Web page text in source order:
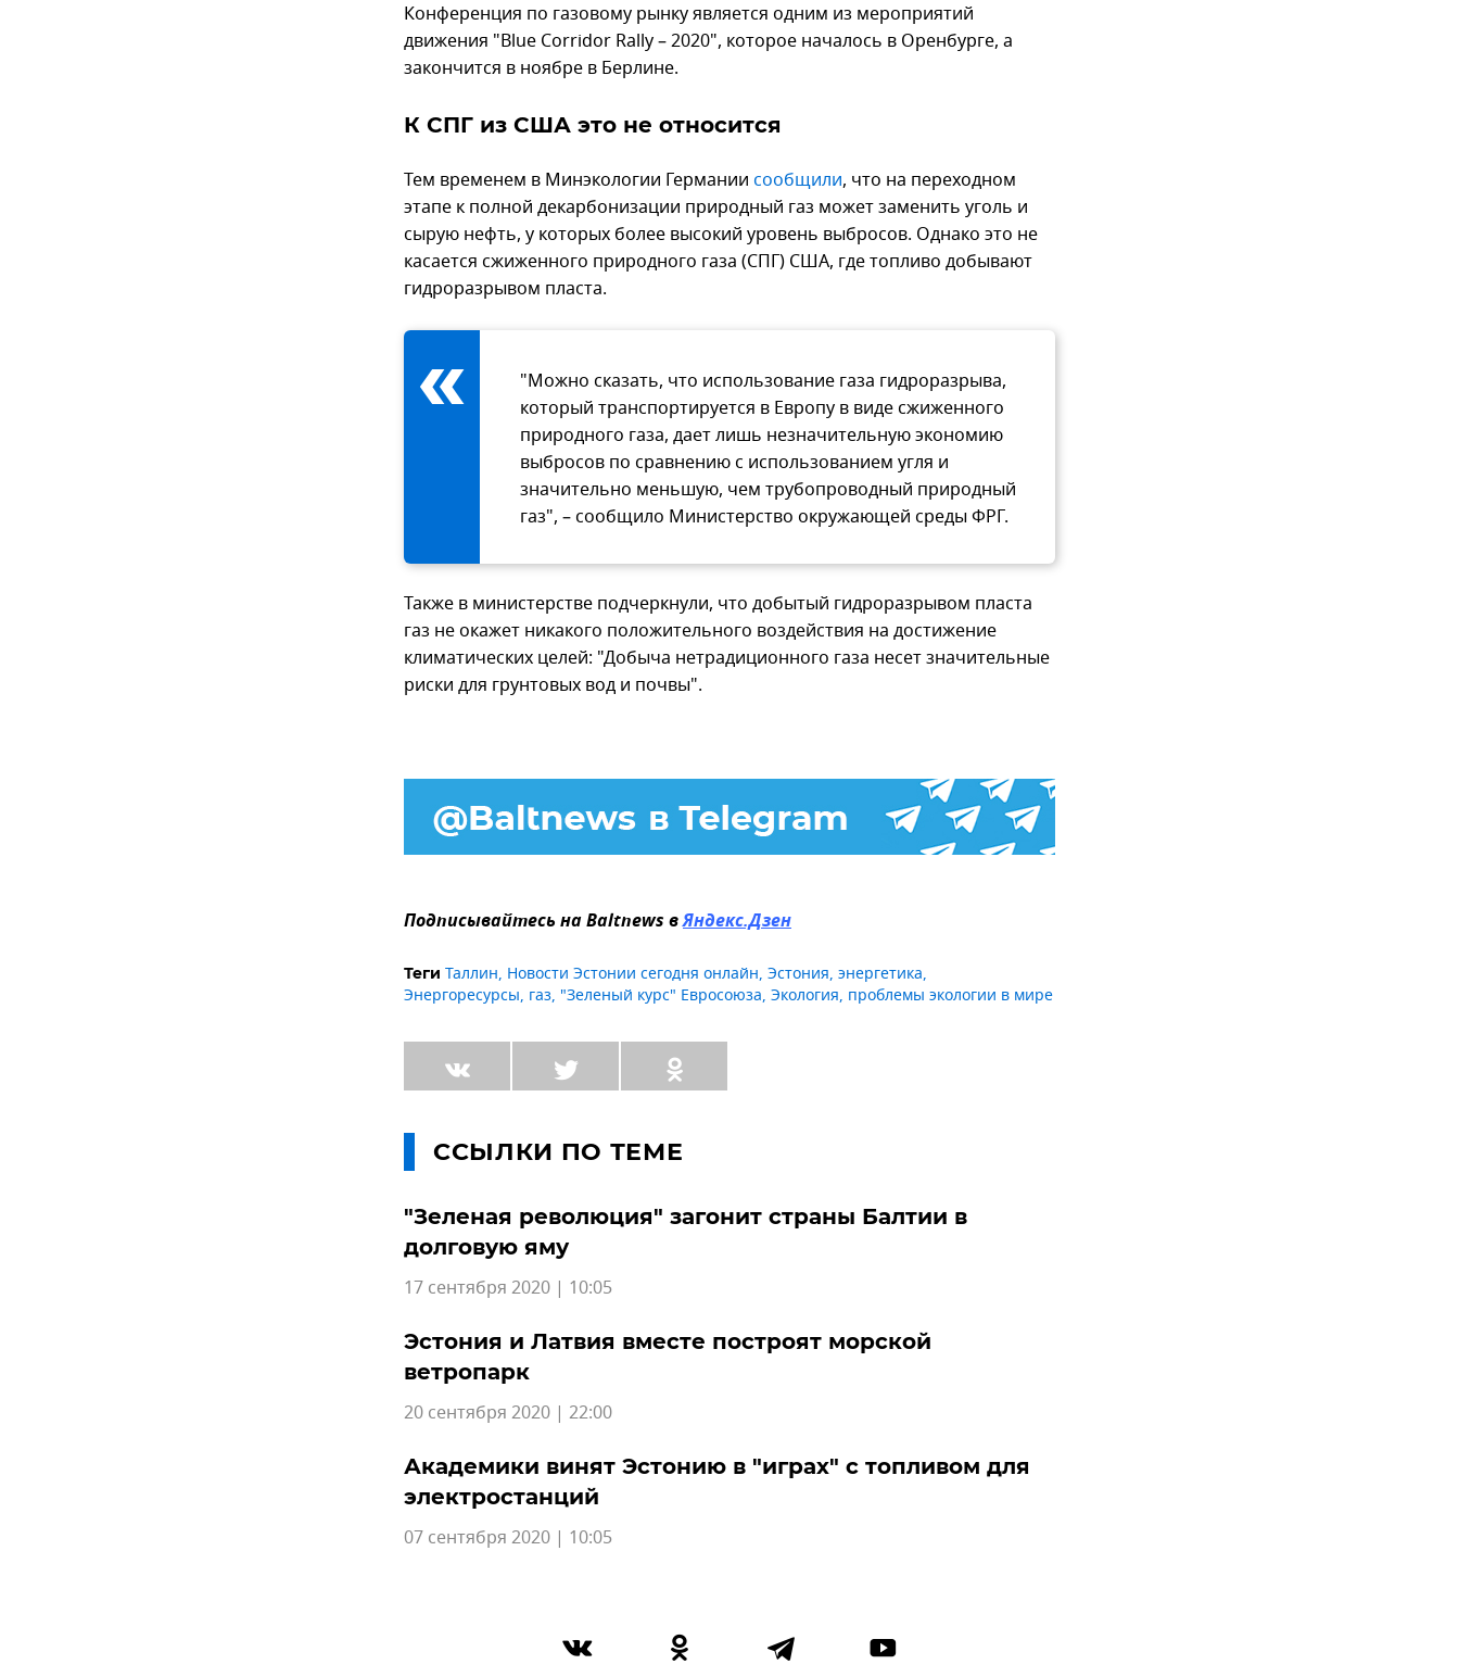
Конференция по газовому рынку является одним из мероприятий
движения "Blue Corridor Rally – 2020", которое началось в Оренбурге, а
закончится в ноябре в Берлине.
К СПГ из США это не относится
Тем временем в Минэкологии Германии сообщили, что на переходном
этапе к полной декарбонизации природный газ может заменить уголь и
сырую нефть, у которых более высокий уровень выбросов. Однако это не
касается сжиженного природного газа (СПГ) США, где топливо добывают
гидроразрывом пласта.
"Можно сказать, что использование газа гидроразрыва,
который транспортируется в Европу в виде сжиженного
природного газа, дает лишь незначительную экономию
выбросов по сравнению с использованием угля и
значительно меньшую, чем трубопроводный природный
газ", – сообщило Министерство окружающей среды ФРГ.
Также в министерстве подчеркнули, что добытый гидроразрывом пласта
газ не окажет никакого положительного воздействия на достижение
климатических целей: "Добыча нетрадиционного газа несет значительные
риски для грунтовых вод и почвы".
Подписывайтесь на Baltnews вЯндекс.Дзен
Теги Таллин, Новости Эстонии сегодня онлайн, Эстония, энергетика,
Энергоресурсы, газ, "Зеленый курс" Евросоюза, Экология, проблемы экологии в мире
ССЫЛКИ ПО ТЕМЕ
"Зеленая революция" загонит страны Балтии в
долговую яму
17 сентября 2020 | 10:05
Эстония и Латвия вместе построят морской
ветропарк
20 сентября 2020 | 22:00
Академики винят Эстонию в "играх" с топливом для
электростанций
07 сентября 2020 | 10:05